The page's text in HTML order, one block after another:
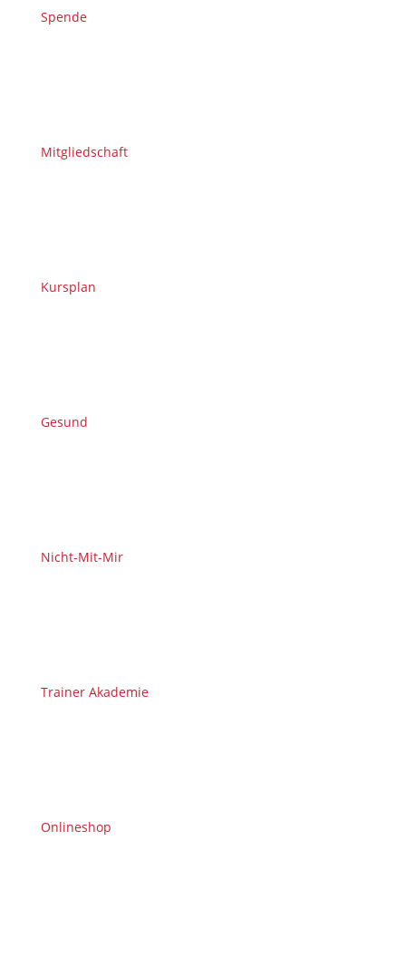
Spende
Mitgliedschaft
Kursplan
Gesund
Nicht-Mit-Mir
Trainer Akademie
Onlineshop